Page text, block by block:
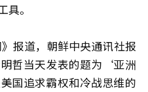
。
报道，朝鲜中央通讯社报
哲当天发表的题为‘亚洲
国追求霸权和冷战思维的